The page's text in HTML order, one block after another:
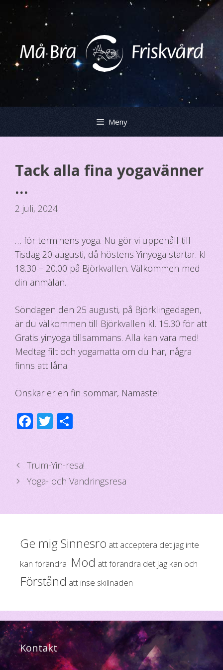
Hoppa
innehåll
Meny
Tack alla fina yogavänner
…
2 juli, 2024
… för terminens yoga. Nu gör vi uppehåll till
Tisdag 20 augusti, då höstens Yinyoga startar. kl
18.30 – 20.00 på Björkvallen. Välkommen med
din anmälan.
Söndagen den 25 augusti, på Björklingedagen,
är du välkommen till Björkvallen kl. 15.30 för att
Gratis yinyoga tillsammans. Alla kan vara med!
Medtag filt och yogamatta om du har, några
finns att låna.
Önskar er en fin sommar, Namaste!
F
b
o
k
T
er
Trum-Yin-resa!
Yoga- och Vandringsresa
Ge mig Sinnesro att acceptera det jag inte
kan förändra Mod att förändra det jag kan och
Förstånd att inse skillnaden
Kontakt